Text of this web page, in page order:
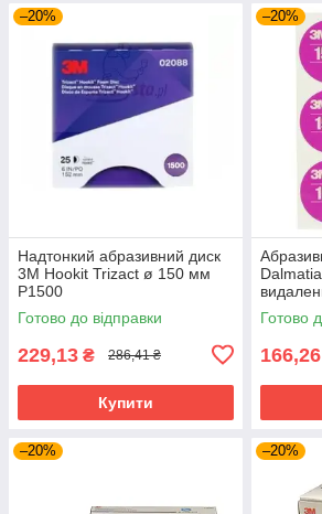
–20%
Надтонкий абразивний диск
3M Hookit Trizact ø 150 мм
P1500
Готово до відправки
229,13 ₴ 286,41 ₴
Купити
–20%
P1500 (6
Готово
166,26
–20% –20%